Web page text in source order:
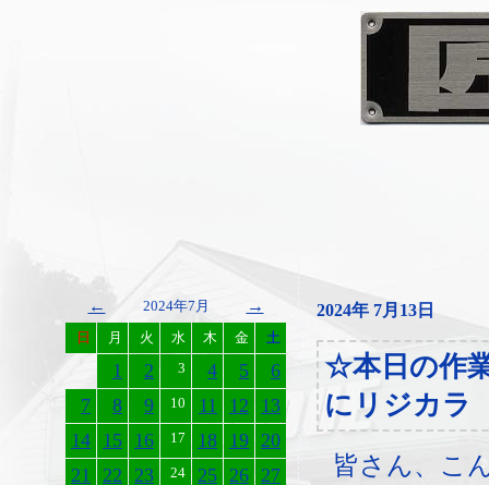
← 2024年7月 →
日 月 火 水 木 金 土
1 2 3 4 5
6
7
8 9 10 11 12
13
14 15 16 17 18 19 20
21 22 23 24 25 26 27
2024年 7月13日
☆本日の作
にリジカラ
皆さん、こ